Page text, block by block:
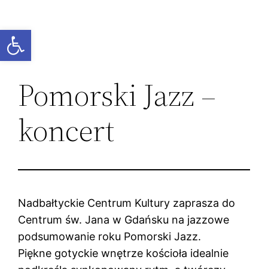
Otwórz pasek narzędzi
do
treści
Pomorski Jazz –
koncert
Nadbałtyckie Centrum Kultury zaprasza do
Centrum św. Jana w Gdańsku na jazzowe
podsumowanie roku Pomorski Jazz.
Piękne gotyckie wnętrze kościoła idealnie